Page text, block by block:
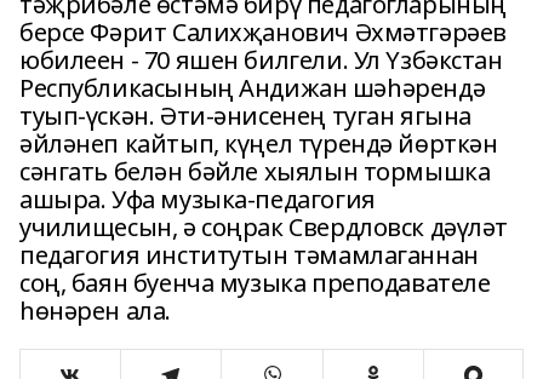
берсе Фәрит Салихҗанович Әхмәтгәрәев
юбилеен - 70 яшен билгели. Ул Үзбәкстан
Республикасының Андижан шәһәрендә
туып-үскән. Әти-әнисенең туган ягына
әйләнеп кайтып, күңел түрендә йөрткән
сәнгать белән бәйле хыялын тормышка
ашыра. Уфа музыка-педагогия
училищесын, ә соңрак Свердловск дәүләт
педагогия институтын тәмамлаганнан
соң, баян буенча музыка преподавателе
һөнәрен ала.